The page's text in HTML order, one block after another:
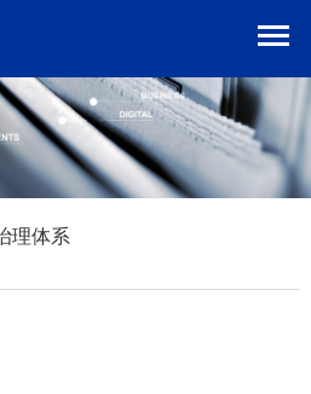
理体系